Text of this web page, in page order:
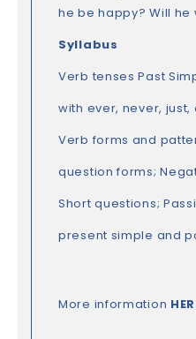
he be happy? Will
Syllabus
Verb tenses Past
with ever, never,
Verb forms and
question forms;
Short questions;
present simple and
More information